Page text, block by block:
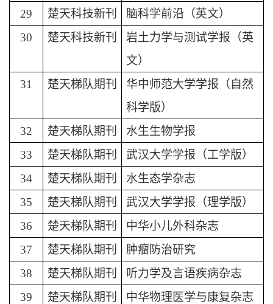
29
楚天科技新刊
脑科学前沿（英文）
30
楚天科技新刊
岩土力学与测试学报（英
文）
31
楚天梯队期刊
华中师范大学学报（自然
科学版）
32
楚天梯队期刊
水生生物学报
33
楚天梯队期刊
武汉大学学报（工学版）
34
楚天梯队期刊
水生态学杂志
35
楚天梯队期刊
武汉大学学报（理学版）
36
楚天梯队期刊
中华小儿外科杂志
37
楚天梯队期刊
肿瘤防治研究
38
楚天梯队期刊
听力学及言语疾病杂志
39
楚天梯队期刊
中华物理医学与康复杂志